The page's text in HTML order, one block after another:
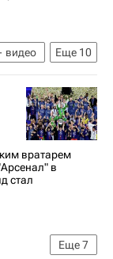
Еще 10
видео
вратарем
в
стал
Еще7